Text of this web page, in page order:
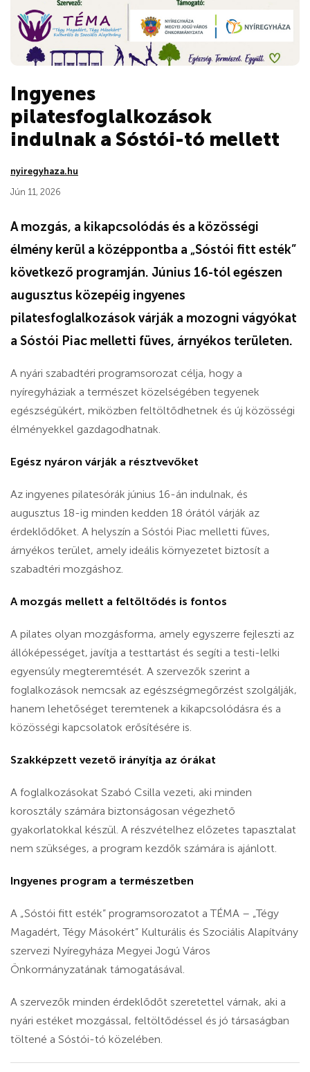
Ingyenes
pilatesfoglalkozások
indulnak a Sóstói-tó mellett
nyiregyhaza.hu
Jún 11, 2026
A mozgás, a kikapcsolódás és a közösségi
élmény kerül a középpontba a „Sóstói fitt esték”
következő programján. Június 16-tól egészen
augusztus közepéig ingyenes
pilatesfoglalkozások várják a mozogni vágyókat
a Sóstói Piac melletti füves, árnyékos területen.
A nyári szabadtéri programsorozat célja, hogy a
nyíregyháziak a természet közelségében tegyenek
egészségükért, miközben feltöltődhetnek és új közösségi
élményekkel gazdagodhatnak.
Egész nyáron várják a résztvevőket
Az ingyenes pilatesórák június 16-án indulnak, és
augusztus 18-ig minden kedden 18 órától várják az
érdeklődőket. A helyszín a Sóstói Piac melletti füves,
árnyékos terület, amely ideális környezetet biztosít a
szabadtéri mozgáshoz.
A mozgás mellett a feltöltődés is fontos
A pilates olyan mozgásforma, amely egyszerre fejleszti az
állóképességet, javítja a testtartást és segíti a testi-lelki
egyensúly megteremtését. A szervezők szerint a
foglalkozások nemcsak az egészségmegőrzést szolgálják,
hanem lehetőséget teremtenek a kikapcsolódásra és a
közösségi kapcsolatok erősítésére is.
Szakképzett vezető irányítja az órákat
A foglalkozásokat Szabó Csilla vezeti, aki minden
korosztály számára biztonságosan végezhető
gyakorlatokkal készül. A részvételhez előzetes tapasztalat
nem szükséges, a program kezdők számára is ajánlott.
Ingyenes program a természetben
A „Sóstói fitt esték” programsorozatot a TÉMA – „Tégy
Magadért, Tégy Másokért” Kulturális és Szociális Alapítvány
szervezi Nyíregyháza Megyei Jogú Város
Önkormányzatának támogatásával.
A szervezők minden érdeklődőt szeretettel várnak, aki a
nyári estéket mozgással, feltöltődéssel és jó társaságban
töltené a Sóstói-tó közelében.